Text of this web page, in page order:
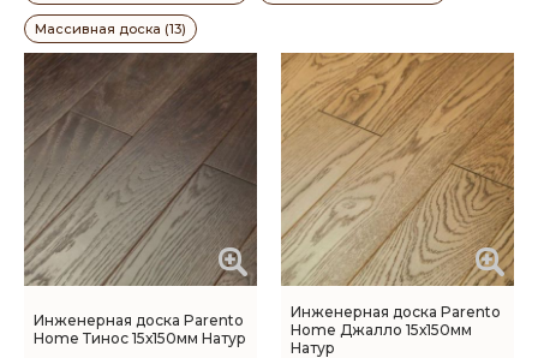
Массивная доска (13)
Инженерная доска Parento
Home Тинос 15х150мм Натур
Инженерная доска Parento
Home Джалло 15х150мм
Натур